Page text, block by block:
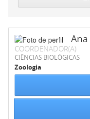
COORDENADOR(A)
CIÊNCIAS BIOLÓGICAS
Zoologia